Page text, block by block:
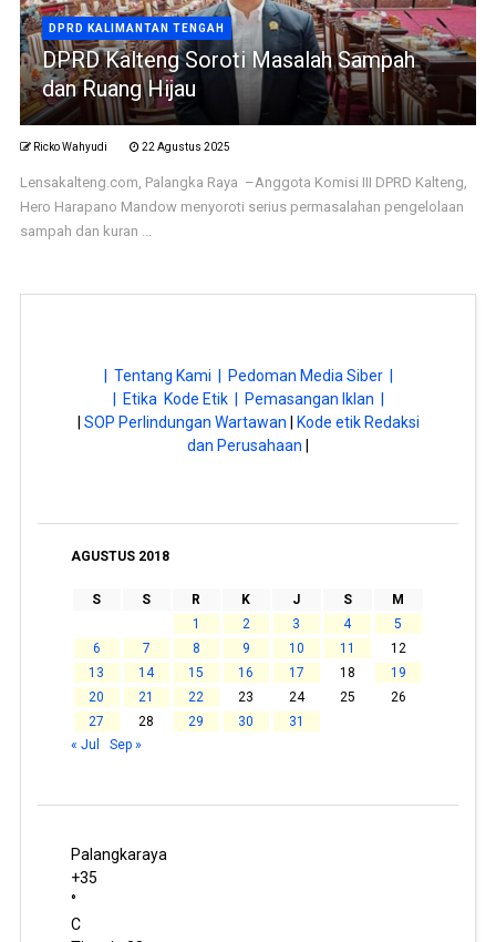
DPRD KALIMANTAN TENGAH
DPRD Kalteng Soroti Masalah Sampah
dan Ruang Hijau
Ricko Wahyudi 22 Agustus 2025
Lensakalteng.com, Palangka Raya –Anggota Komisi III DPRD Kalteng,
Hero Harapano Mandow menyoroti serius permasalahan pengelolaan
sampah dan kuran ...
| Tentang Kami |
Pedoman Media Siber |
| Etika Kode Etik |
Pemasangan Iklan |
SOP Perlindungan Wartawan
Kode etik Redaksi
dan Perusahaan
AGUSTUS 2018
S S R K J S
M
1
2 3 4
5
6
7 8 9 10 11
12
13
14 15 16 17 18
19
20
21 22 23 24 25
26
27
28 29 30
31
« Jul
Sep »
Palangkaraya
+35
°
C